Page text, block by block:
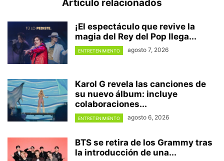
Artículo relacionados
¡El espectáculo que revive la
magia del Rey del Pop llega...
ENTRETENIMIENTO agosto 7, 2026
Karol G revela las canciones de
su nuevo álbum: incluye
colaboraciones...
ENTRETENIMIENTO agosto 6, 2026
BTS se retira de los Grammy tras
la introducción de una...